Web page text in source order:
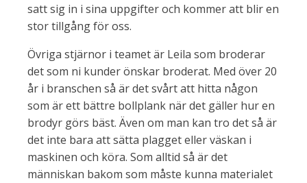
satt sig in i sina uppgifter och kommer att blir en
stor tillgång för oss.
Övriga stjärnor i teamet är Leila som broderar
det som ni kunder önskar broderat. Med över 20
år i branschen så är det svårt att hitta någon
som är ett bättre bollplank när det gäller hur en
brodyr görs bäst. Även om man kan tro det så är
det inte bara att sätta plagget eller väskan i
maskinen och köra. Som alltid så är det
människan bakom som måste kunna materialet